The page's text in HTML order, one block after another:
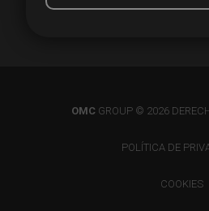
OMCGROUP © 2026
POLÍTICA DE
COOKIES